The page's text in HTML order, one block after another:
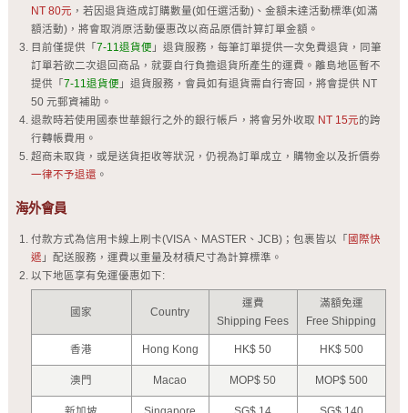
NT 80元 ，若因退貨造成訂購數量(如任選活動)、金額未達活動標準(如滿
額活動)，將會取消原活動優惠改以商品原價計算訂單金額。
目前僅提供「 7-11退貨便 」退貨服務，每筆訂單提供一次免費退貨，同筆
訂單若欲二次退回商品，就要自行負擔退貨所產生的運費。離島地區暫不
提供「 7-11退貨便 」退貨服務，會員如有退貨需自行寄回，將會提供 NT
50 元郵資補助。
退款時若使用國泰世華銀行之外的銀行帳戶，將會另外收取 NT 15元的跨
行轉帳費用。
超商未取貨，或是送貨拒收等狀況，仍視為訂單成立，購物金以及折價劵
一律不予退還 。
海外會員
付款方式為信用卡線上刷卡(VISA、MASTER、JCB)；包裹皆以「 國際快
遞 」配送服務，運費以重量及材積尺寸為計算標準。
以下地區享有免運優惠如下:
國家 Country
運費
Shipping Fees
滿額免運
Free Shipping
香港 Hong Kong HK$ 50 HK$ 500
澳門 Macao MOP$ 50 MOP$ 500